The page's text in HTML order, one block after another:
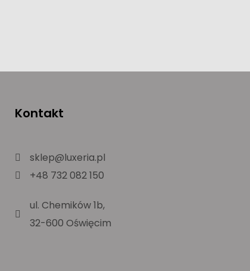
Kontakt
sklep@luxeria.pl
+48 732 082 150
ul. Chemików 1b,
32-600 Oświęcim